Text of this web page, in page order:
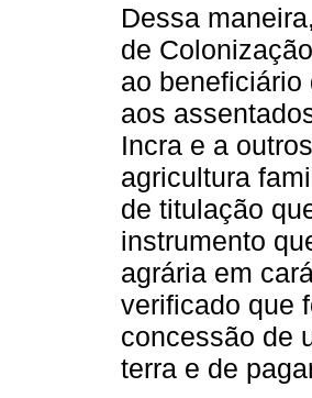
Dessa
de
ao beneficiário
aos
Incra e a
agricultura
de titulação
instrumento
agrária em
verificado que
concessão de
terra e de